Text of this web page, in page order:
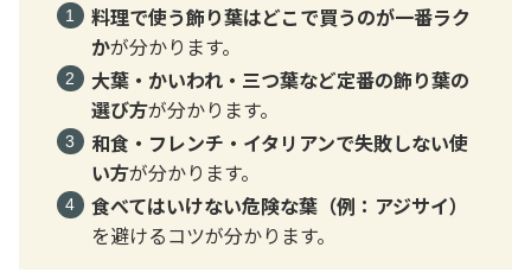
料理で使う飾り葉はどこで買うのが一番ラク
かが分かります。
大葉・かいわれ・三つ葉など定番の飾り葉の
選び方が分かります。
和食・フレンチ・イタリアンで失敗しない使
い方が分かります。
食べてはいけない危険な葉（例：アジサイ）
を避けるコツが分かります。